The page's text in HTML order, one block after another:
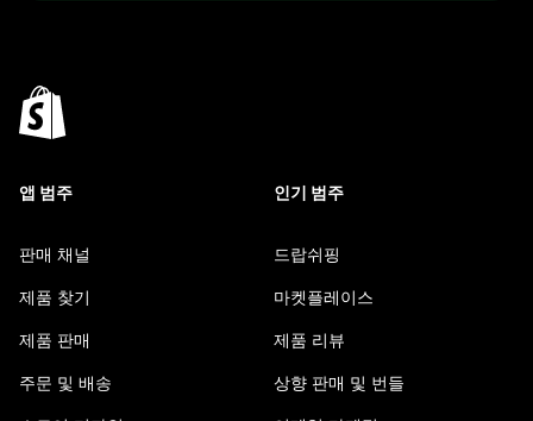
앱 범주
판매 채널
제품 찾기
제품 판매
주문 및 배송
인기 범주
드랍쉬핑
마켓플레이스
제품 리뷰
상향 판매 및 번들